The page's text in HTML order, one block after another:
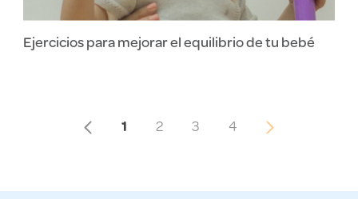
Ejercicios para mejorar el equilibrio de tu bebé
1 2 3 4